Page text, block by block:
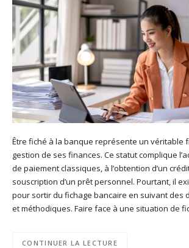
Être fiché à la banque représente un véritable
gestion de ses finances. Ce statut complique
de paiement classiques, à l’obtention d’un
souscription d’un prêt personnel. Pourtant, il
pour sortir du fichage bancaire en suivant des
et méthodiques. Faire face à une situation de
CONTINUER LA LECTURE